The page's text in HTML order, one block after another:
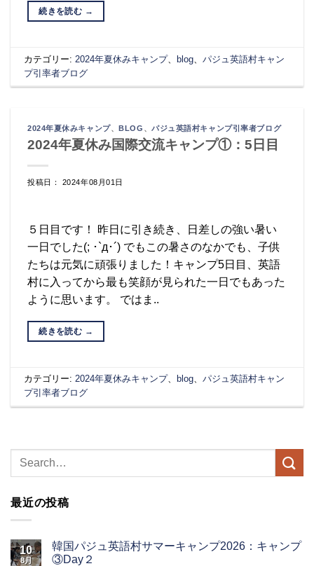
続きを読む →
カテゴリー: 2024年夏休みキャンプ、blog 、パジュ英語村キャン
プ引率者ブログ
2024年夏休みキャンプ、 BLOG 、パジュ英語村キャンプ引率者ブログ
2024年夏休み国際交流キャンプ①：5日目
投稿日： 2024年08月01日
５日目です！ 昨日に引き続き、日差しの強い暑い
一日でした(; ･`д･´) でもこの暑さのなかでも、子供
たちは元気に頑張りました！キャンプ5日目、英語
村に入ってから最も笑顔が見られた一日でもあった
ように思います。 ではま..
続きを読む →
カテゴリー:2024年夏休みキャンプ、 blog、パジュ英語村キャン
プ引率者ブログ
最近の投稿
10
8月
韓国パジュ英語村サマーキャンプ2026：キャンプ
③Day２